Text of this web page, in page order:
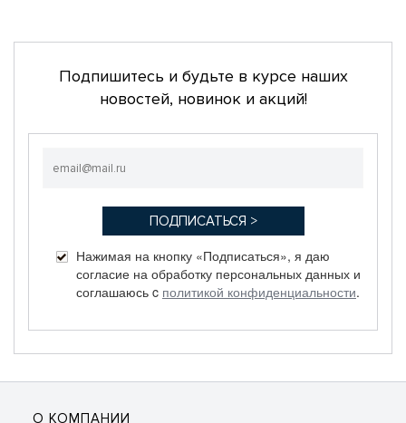
Подпишитесь и будьте в курсе наших
новостей, новинок и акций!
Нажимая на кнопку «Подписаться», я даю
согласие на обработку персональных данных и
соглашаюсь c политикой конфиденциальности.
О КОМПАНИИ